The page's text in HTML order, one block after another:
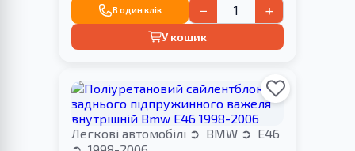
В один клік − +
У кошик
Легкові автомобілі BMW
E46